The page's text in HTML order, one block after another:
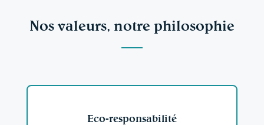
Nos valeurs, notre philosophie
Eco-responsabilité